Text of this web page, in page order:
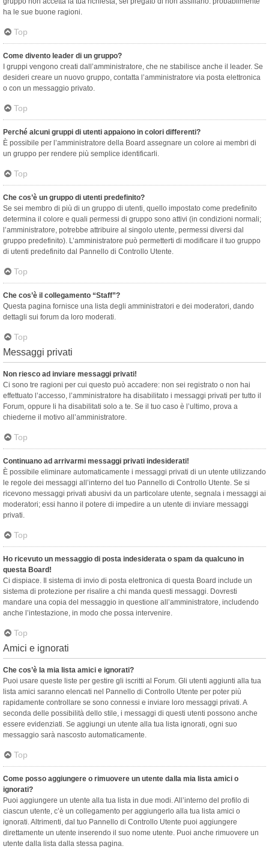
ha le sue buone ragioni.
Top
Come divento leader di un gruppo?
I gruppi vengono creati dall’amministratore, che ne stabilisce anche il leader. Se
desideri creare un nuovo gruppo, contatta l’amministratore via posta elettronica
o con un messaggio privato.
Top
Perché alcuni gruppi di utenti appaiono in colori differenti?
È possibile per l’amministratore della Board assegnare un colore ai membri di
un gruppo per rendere più semplice identificarli.
Top
Che cos’è un gruppo di utenti predefinito?
Se sei membro di più di un gruppo di utenti, quello impostato come predefinito
determina il colore e quali permessi di gruppo sono attivi (in condizioni normali;
l’amministratore, potrebbe attribuire al singolo utente, permessi diversi dal
gruppo predefinito). L’amministratore può permetterti di modificare il tuo gruppo
di utenti predefinito dal Pannello di Controllo Utente.
Top
Che cos’è il collegamento “Staff”?
Questa pagina fornisce una lista degli amministratori e dei moderatori, dando
dettagli sui forum da loro moderati.
Top
Messaggi privati
Non riesco ad inviare messaggi privati!
Ci sono tre ragioni per cui questo può accadere: non sei registrato o non hai
effettuato l’accesso, l’amministratore ha disabilitato i messaggi privati per tutto il
Forum, oppure li ha disabilitati solo a te. Se il tuo caso è l’ultimo, prova a
chiederne il motivo all’amministratore.
Top
Continuano ad arrivarmi messaggi privati indesiderati!
È possibile eliminare automaticamente i messaggi privati ​​di un utente utilizzando
le regole dei messaggi all’interno del tuo Pannello di Controllo Utente. Se si
ricevono messaggi privati ​​abusivi da un particolare utente, segnala i messaggi ai
moderatori; essi hanno il potere di impedire a un utente di inviare messaggi
privati​​.
Top
Ho ricevuto un messaggio di posta indesiderata o spam da qualcuno in
questa Board!
Ci dispiace. Il sistema di invio di posta elettronica di questa Board include un
sistema di protezione per risalire a chi manda questi messaggi. Dovresti
mandare una copia del messaggio in questione all’amministratore, includendo
anche l’intestazione, in modo che possa intervenire.
Top
Amici e ignorati
Che cos’è la mia lista amici e ignorati?
Puoi usare queste liste per gestire gli iscritti al Forum. Gli utenti aggiunti alla tua
lista amici saranno elencati nel Pannello di Controllo Utente per poter più
rapidamente controllare se sono connessi e inviare loro messaggi privati. A
seconda delle possibilità dello stile, i messaggi di questi utenti possono anche
essere evidenziati. Se aggiungi un utente alla tua lista ignorati, ogni suo
messaggio sarà nascosto automaticamente.
Top
Come posso aggiungere o rimuovere un utente dalla mia lista amici o
ignorati?
Puoi aggiungere un utente alla tua lista in due modi. All’interno del profilo di
ciascun utente, c’è un collegamento per aggiungerlo alla tua lista amici o
ignorati. Altrimenti, dal tuo Pannello di Controllo Utente puoi aggiungere
direttamente un utente inserendo il suo nome utente. Puoi anche rimuovere un
utente dalla lista dalla stessa pagina.